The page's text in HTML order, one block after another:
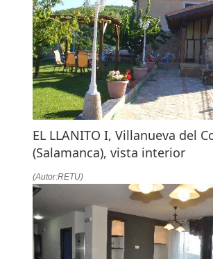
EL LLANITO I, Villanueva del
(Salamanca), vista interior
(Autor:RETU)